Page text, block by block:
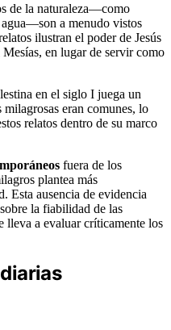
de la naturaleza—como
a menudo vistos
ilustran el poder de Jesús
en lugar de servir como
en el siglo I juega un
eran comunes, lo
relatos dentro de su marco
fuera de los
plantea más
Esta ausencia de evidencia
la fiabilidad de las
lleva a evaluar críticamente los